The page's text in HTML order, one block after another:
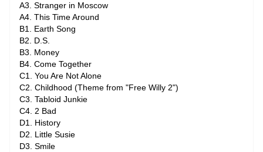
A3. Stranger in Moscow
A4. This Time Around
B1. Earth Song
B2. D.S.
B3. Money
B4. Come Together
C1. You Are Not Alone
C2. Childhood (Theme from "Free Willy 2")
C3. Tabloid Junkie
C4. 2 Bad
D1. History
D2. Little Susie
D3. Smile